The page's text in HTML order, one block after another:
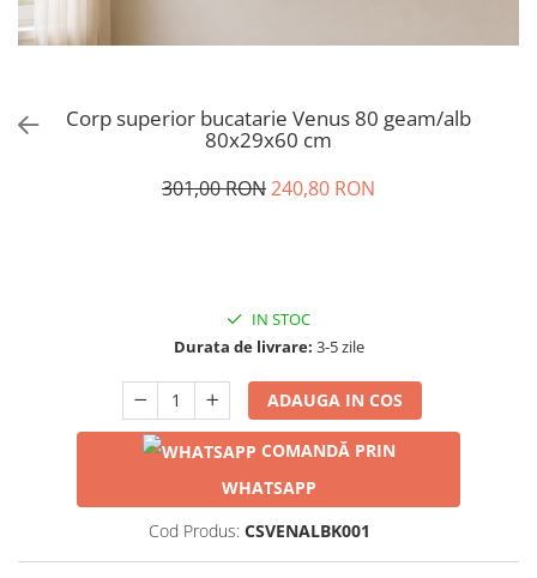
Corp superior bucatarie Venus 80 geam/alb
80x29x60 cm
301,00 RON240,80 RON
IN STOC
Durata de livrare: 3-5 zile
ADAUGA IN COS
COMANDĂ PRIN
WHATSAPP
Cod Produs: CSVENALBK001